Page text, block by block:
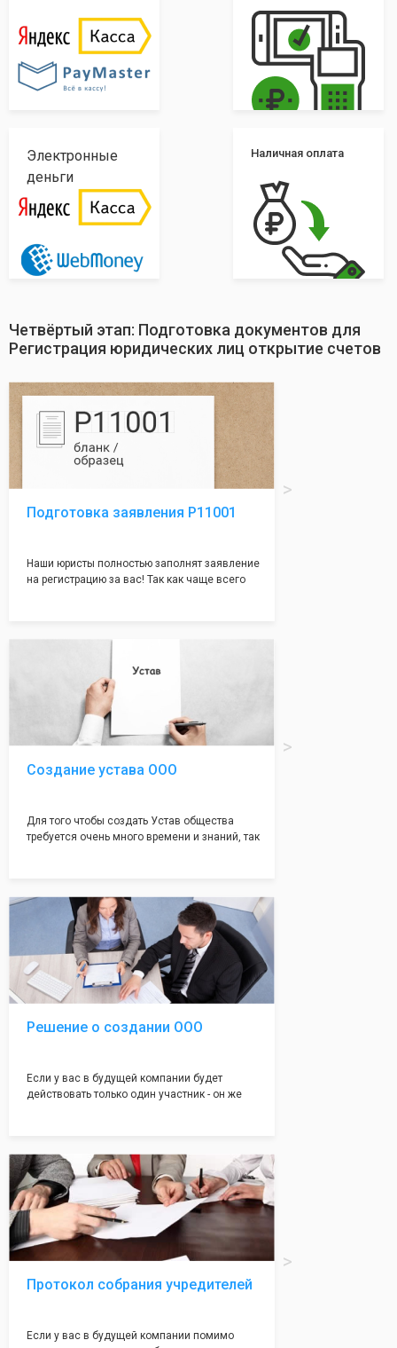
Электронные
деньги
Наличная оплата
Четвёртый этап: Подготовка документов для
Регистрация юридических лиц открытие счетов
Подготовка заявления Р11001
Наши юристы полностью заполнят заявление
на регистрацию за вас! Так как чаще всего
большая часть отказов - наши юристы с
оформление самого сложного документа на
себя! Многолетний опыт работы наших
юристов позволяет оформлять заявление без
ошибок, тем самым гарантируя вам
успешную регистрацию в налоговой
Создание устава ООО
Для того чтобы создать Устав общества
требуется очень много времени и знаний, так
Наша компания предоставит вам свой
уникальный Устав Общества, который
подойдет для любой компании. Устав,
сделанный нашими профессиональными
юристами, успешно проходит регистрацию в
налоговой инспекции!
Решение о создании ООО
Если у вас в будущей компании будет
действовать только один участник - он же
грамотно составят данное заявление, а Вам
нужно будет только поставить подпись на
нём!
Протокол собрания учредителей
Если у вас в будущей компании помимо